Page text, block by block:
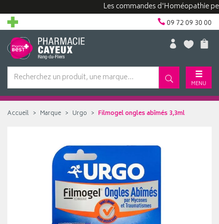
Les commandes d'Homéopathie
09 72 09 30 00
MENU
Accueil Marque Urgo Filmogel ongles abîmés 3,3ml